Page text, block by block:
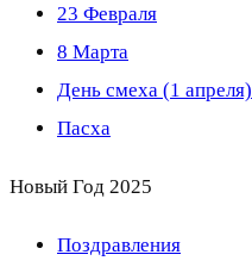
23 Февраля
8 Марта
День смеха (1 апреля)
Пасха
Новый Год 2025
Поздравления